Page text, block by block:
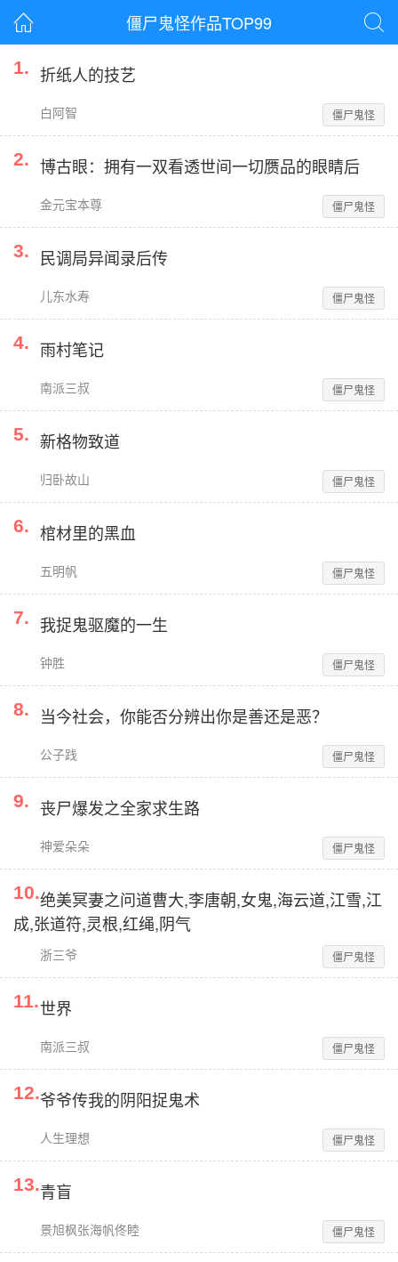
 僵尸鬼怪作品TOP99 
1. 折纸人的技艺
白阿智 僵尸鬼怪
2. 博古眼：拥有一双看透世间一切赝品的眼睛后
金元宝本尊 僵尸鬼怪
3. 民调局异闻录后传
儿东水寿 僵尸鬼怪
4. 雨村笔记
南派三叔 僵尸鬼怪
5. 新格物致道
归卧故山 僵尸鬼怪
6. 棺材里的黑血
五明帆 僵尸鬼怪
7. 我捉鬼驱魔的一生
钟胜 僵尸鬼怪
8. 当今社会，你能否分辨出你是善还是恶？
公子践 僵尸鬼怪
9. 丧尸爆发之全家求生路
神爱朵朵 僵尸鬼怪
10.绝美冥妻之问道曹大,李唐朝,女鬼,海云道,江雪,江
成,张道符,灵根,红绳,阴气
浙三爷 僵尸鬼怪
11.世界
南派三叔 僵尸鬼怪
12.爷爷传我的阴阳捉鬼术
人生理想 僵尸鬼怪
13.青盲
景旭枫张海帆佟睦 僵尸鬼怪